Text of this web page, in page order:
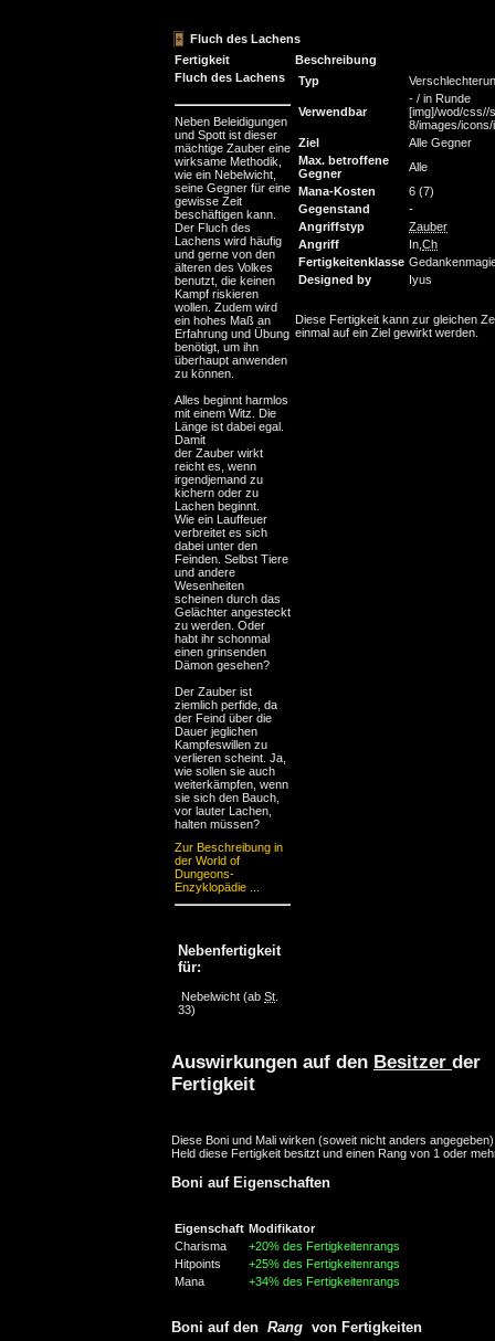
Fluch des Lachens
Fertigkeit
Beschreibung
Fluch des Lachens
Neben Beleidigungen
und Spott ist dieser
mächtige Zauber eine
wirksame Methodik,
wie ein Nebelwicht,
seine Gegner für eine
gewisse Zeit
beschäftigen kann.
Der Fluch des
Lachens wird häufig
und gerne von den
älteren des Volkes
benutzt, die keinen
Kampf riskieren
wollen. Zudem wird
ein hohes Maß an
Erfahrung und Übung
benötigt, um ihn
überhaupt anwenden
zu können.
Alles beginnt harmlos
mit einem Witz. Die
Länge ist dabei egal.
Damit
der Zauber wirkt
reicht es, wenn
irgendjemand zu
kichern oder zu
Lachen beginnt.
Wie ein Lauffeuer
verbreitet es sich
dabei unter den
Feinden. Selbst Tiere
und andere
Wesenheiten
scheinen durch das
Gelächter angesteckt
zu werden. Oder
habt ihr schonmal
einen grinsenden
Dämon gesehen?
Der Zauber ist
ziemlich perfide, da
der Feind über die
Dauer jeglichen
Kampfeswillen zu
verlieren scheint. Ja,
wie sollen sie auch
weiterkämpfen, wenn
sie sich den Bauch,
vor lauter Lachen,
halten müssen?
Zur Beschreibung in
der World of
Dungeons-
Enzyklopädie ...
Nebenfertigkeit
für:
Nebelwicht (ab St
33)
Typ
Verwendbar
- / in Runde
[img]/wod/css//
8/images/icons/
Ziel
Alle Gegner
Max. betroffene
Gegner
Alle
Mana-Kosten
6 (7)
Gegenstand
-
Angriffstyp
Zauber
Angriff
In, Ch
Fertigkeitenklasse
Designed by
Iyus
Diese Fertigkeit kann zur gleichen
einmal auf ein Ziel gewirkt werden.
Auswirkungen auf den Besitzer der
Fertigkeit
Diese Boni und Mali wirken (soweit nicht anders
Held diese Fertigkeit besitzt und einen Rang von 1 oder
Boni auf Eigenschaften
Eigenschaft Modifikator
Charisma
+20% des Fertigkeitenrangs
Hitpoints
+25% des Fertigkeitenrangs
Mana
+34% des Fertigkeitenrangs
Boni auf den Rang von Fertigkeiten